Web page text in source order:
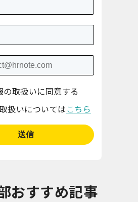
の取扱いに同意する
扱いについては こちら
おすすめ記事